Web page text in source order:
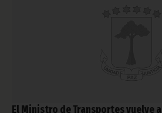
El Ministro de Transportes vuelve